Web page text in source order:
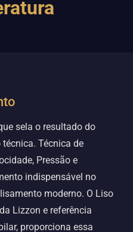
sela o resultado do
Técnica de
Pressão e
indispensável no
moderno. O Liso
Lizzon e referência
proporciona essa